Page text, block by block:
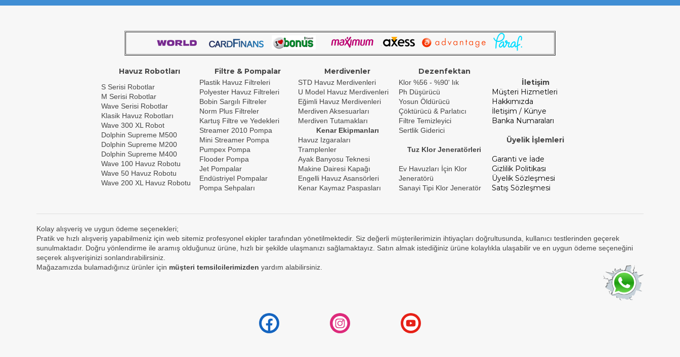
Havuz Robotları Filtre & Pompalar Merdivenler Dezenfektan
S Serisi Robotlar
M Serisi Robotlar
Wave Serisi Robotlar
Klasik Havuz Robotları
Wave 300 XL Robot
Dolphin Supreme M500
Dolphin Supreme M200
Dolphin Supreme M400
Wave 100 Havuz Robotu
Wave 50 Havuz Robotu
Wave 200 XL Havuz Robotu
Plastik Havuz Filtreleri
Polyester Havuz Filtreleri
Bobin Sargılı Filtreler
Norm Plus Filtreler
Kartuş Filtre ve Yedekleri
Streamer 2010 Pompa
Mini Streamer Pompa
Pumpex Pompa
Flooder Pompa
Jet Pompalar
Endüstriyel Pompalar
Pompa Sehpaları
STD Havuz Merdivenleri
U Model Havuz Merdivenleri
Eğimli Havuz Merdivenleri
Merdiven Aksesuarları
Merdiven Tutamakları
Kenar Ekipmanları
Havuz Izgaraları
Tramplenler
Ayak Banyosu Teknesi
Makine Dairesi Kapağı
Engelli Havuz Asansörleri
Kenar Kaymaz Paspasları
Klor %56 - %90' lık
Ph Düşürücü
Yosun Öldürücü
Çöktürücü & Parlatıcı
Filtre Temizleyici
Sertlik Giderici
Tuz Klor Jeneratörleri
Ev Havuzları İçin Klor
Jeneratörü
Sanayi Tipi Klor Jeneratör
İletişim
Müşteri Hizmetleri
Hakkımızda
İletişim / Künye
Banka Numaraları
Üyelik İşlemleri
Garanti ve İade
Gizlilik Politikası
Üyelik Sözleşmesi
Satış Sözleşmesi
Kolay alışveriş ve uygun ödeme seçenekleri;
Pratik ve hızlı alışveriş yapabilmeniz için web sitemiz profesyonel ekipler tarafından yönetilmektedir. Siz değerli müşterilerimizin ihtiyaçları doğrultusunda, kullanıcı testlerinden geçerek
sunulmaktadır. Doğru yönlendirme ile aramış olduğunuz ürüne, hızlı bir şekilde ulaşmanızı sağlamaktayız. Satın almak istediğiniz ürüne kolaylıkla ulaşabilir ve en uygun ödeme seçeneğini
seçerek alışverişinizi sonlandırabilirsiniz.
Mağazamızda bulamadığınız ürünler için müşteri temsilcilerimizden yardım alabilirsiniz.